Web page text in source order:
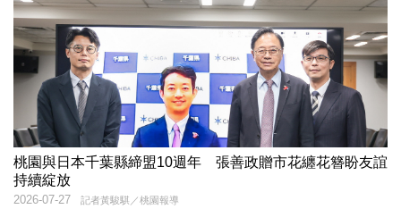
桃園與日本千葉縣締盟10週年 張善政贈市花纏花簪盼友誼
持續綻放
記者黃駿騏／桃園報導
2026-07-27